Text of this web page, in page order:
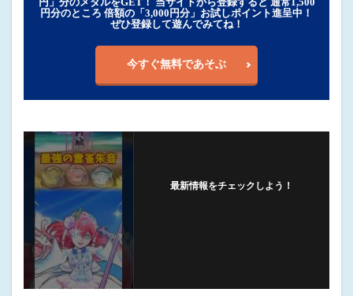
円分のところ 倍額の「3,000円分」お試しポイント進呈中！
ぜひ登録して遊んでみてね！
今すぐ無料であそぶ
最新情報をチェックしよう！